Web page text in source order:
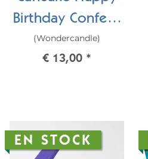
Birthday Confetti
Brownie
(Wondercandle)
€ 13,00 *
EN STOCK